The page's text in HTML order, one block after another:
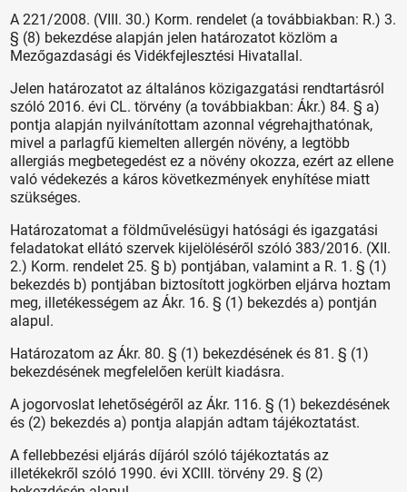
A 221/2008. (VIII. 30.) Korm. rendelet (a továbbiakban: R.) 3.
§ (8) bekezdése alapján jelen határozatot közlöm a
Mezőgazdasági és Vidékfejlesztési Hivatallal.
Jelen határozatot az általános közigazgatási rendtartásról
szóló 2016. évi CL. törvény (a továbbiakban: Ákr.) 84. § a)
pontja alapján nyilvánítottam azonnal végrehajthatónak,
mivel a parlagfű kiemelten allergén növény, a legtöbb
allergiás megbetegedést ez a növény okozza, ezért az ellene
való védekezés a káros következmények enyhítése miatt
szükséges.
Határozatomat a földművelésügyi hatósági és igazgatási
feladatokat ellátó szervek kijelöléséről szóló 383/2016. (XII.
2.) Korm. rendelet 25. § b) pontjában, valamint a R. 1. § (1)
bekezdés b) pontjában biztosított jogkörben eljárva hoztam
meg, illetékességem az Ákr. 16. § (1) bekezdés a) pontján
alapul.
Határozatom az Ákr. 80. § (1) bekezdésének és 81. § (1)
bekezdésének megfelelően került kiadásra.
A jogorvoslat lehetőségéről az Ákr. 116. § (1) bekezdésének
és (2) bekezdés a) pontja alapján adtam tájékoztatást.
A fellebbezési eljárás díjáról szóló tájékoztatás az
illetékekről szóló 1990. évi XCIII. törvény 29. § (2)